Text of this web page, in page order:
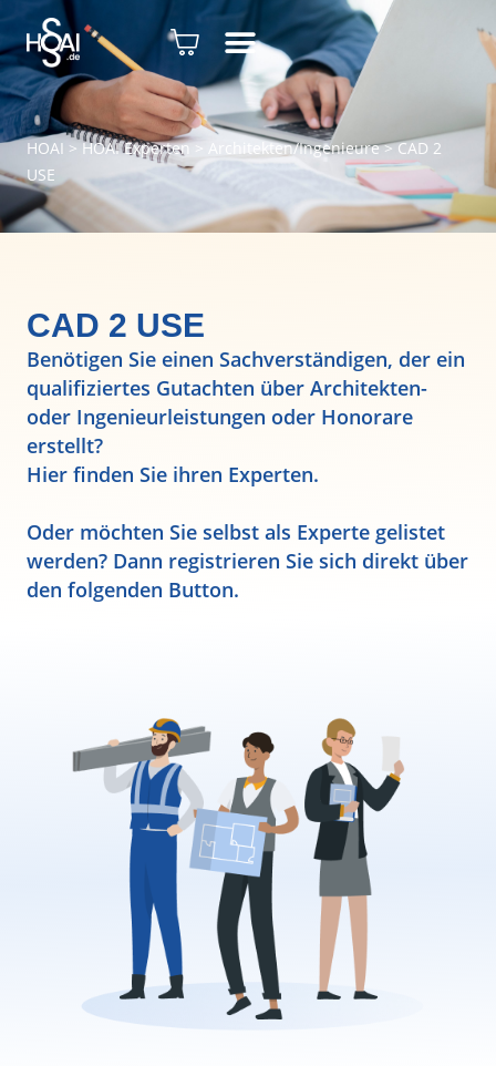
HOAI > HOAI Experten> Architekten/Ingenieure>CAD 2
USE
CAD 2 USE
Benötigen Sie einen Sachverständigen, der ein
qualifiziertes Gutachten über Architekten-
oder Ingenieurleistungen oder Honorare
erstellt?
Hier finden Sie ihren Experten.
Oder möchten Sie selbst als Experte gelistet
werden? Dann registrieren Sie sich direkt über
den folgenden Button.